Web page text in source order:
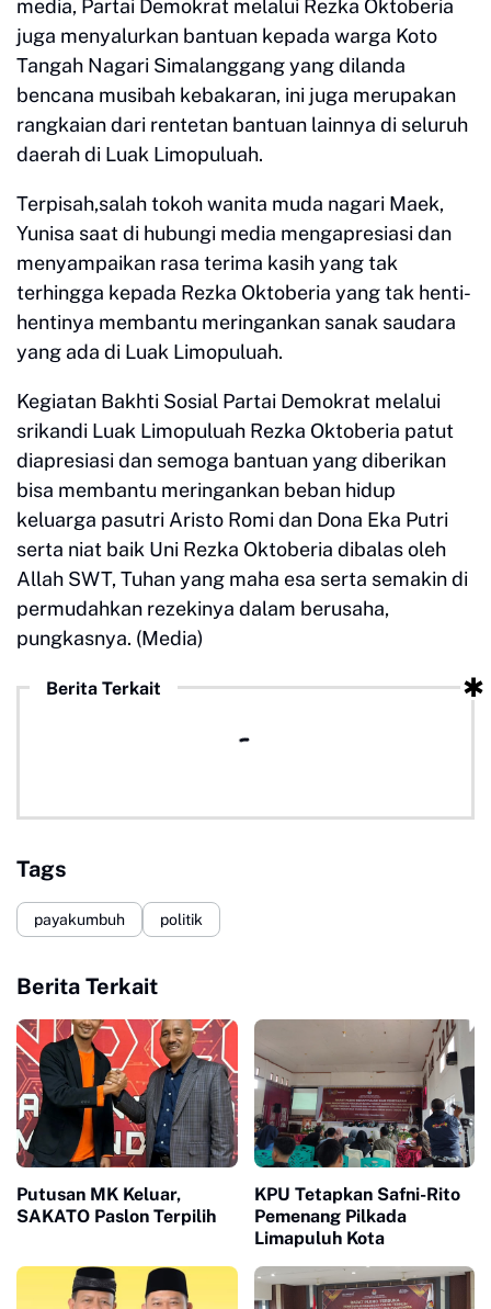
media, Partai Demokrat melalui Rezka Oktoberia
juga menyalurkan bantuan kepada warga Koto
Tangah Nagari Simalanggang yang dilanda
bencana musibah kebakaran, ini juga merupakan
rangkaian dari rentetan bantuan lainnya di seluruh
daerah di Luak Limopuluah.
Terpisah,salah tokoh wanita muda nagari Maek,
Yunisa saat di hubungi media mengapresiasi dan
menyampaikan rasa terima kasih yang tak
terhingga kepada Rezka Oktoberia yang tak henti-
hentinya membantu meringankan sanak saudara
yang ada di Luak Limopuluah.
Kegiatan Bakhti Sosial Partai Demokrat melalui
srikandi Luak Limopuluah Rezka Oktoberia patut
diapresiasi dan semoga bantuan yang diberikan
bisa membantu meringankan beban hidup
keluarga pasutri Aristo Romi dan Dona Eka Putri
serta niat baik Uni Rezka Oktoberia dibalas oleh
Allah SWT, Tuhan yang maha esa serta semakin di
permudahkan rezekinya dalam berusaha,
pungkasnya. (Media)
Berita Terkait
Tags
payakumbuh politik
Berita Terkait
Putusan MK Keluar,
SAKATO Paslon Terpilih
KPU Tetapkan Safni-Rito
Pemenang Pilkada
Limapuluh Kota